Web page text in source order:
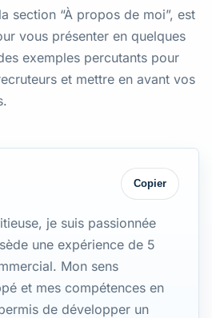
section “À propos de moi”, est
vous présenter en quelques
exemples percutants pour
et mettre en avant vos
Copier
je suis passionnée
une expérience de 5
Mon sens
et mes compétences en
de développer un